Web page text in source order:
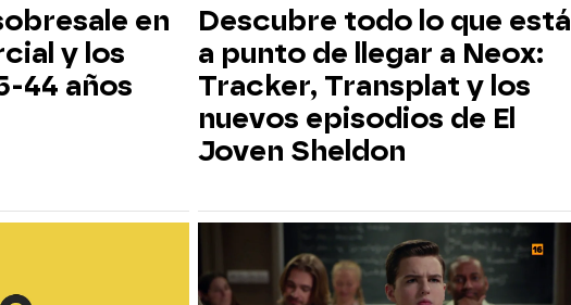
en
y los
44 años
Descubre todo lo que está
a punto de llegar a Neox:
Tracker, Transplat y los
nuevos episodios de El
Joven Sheldon